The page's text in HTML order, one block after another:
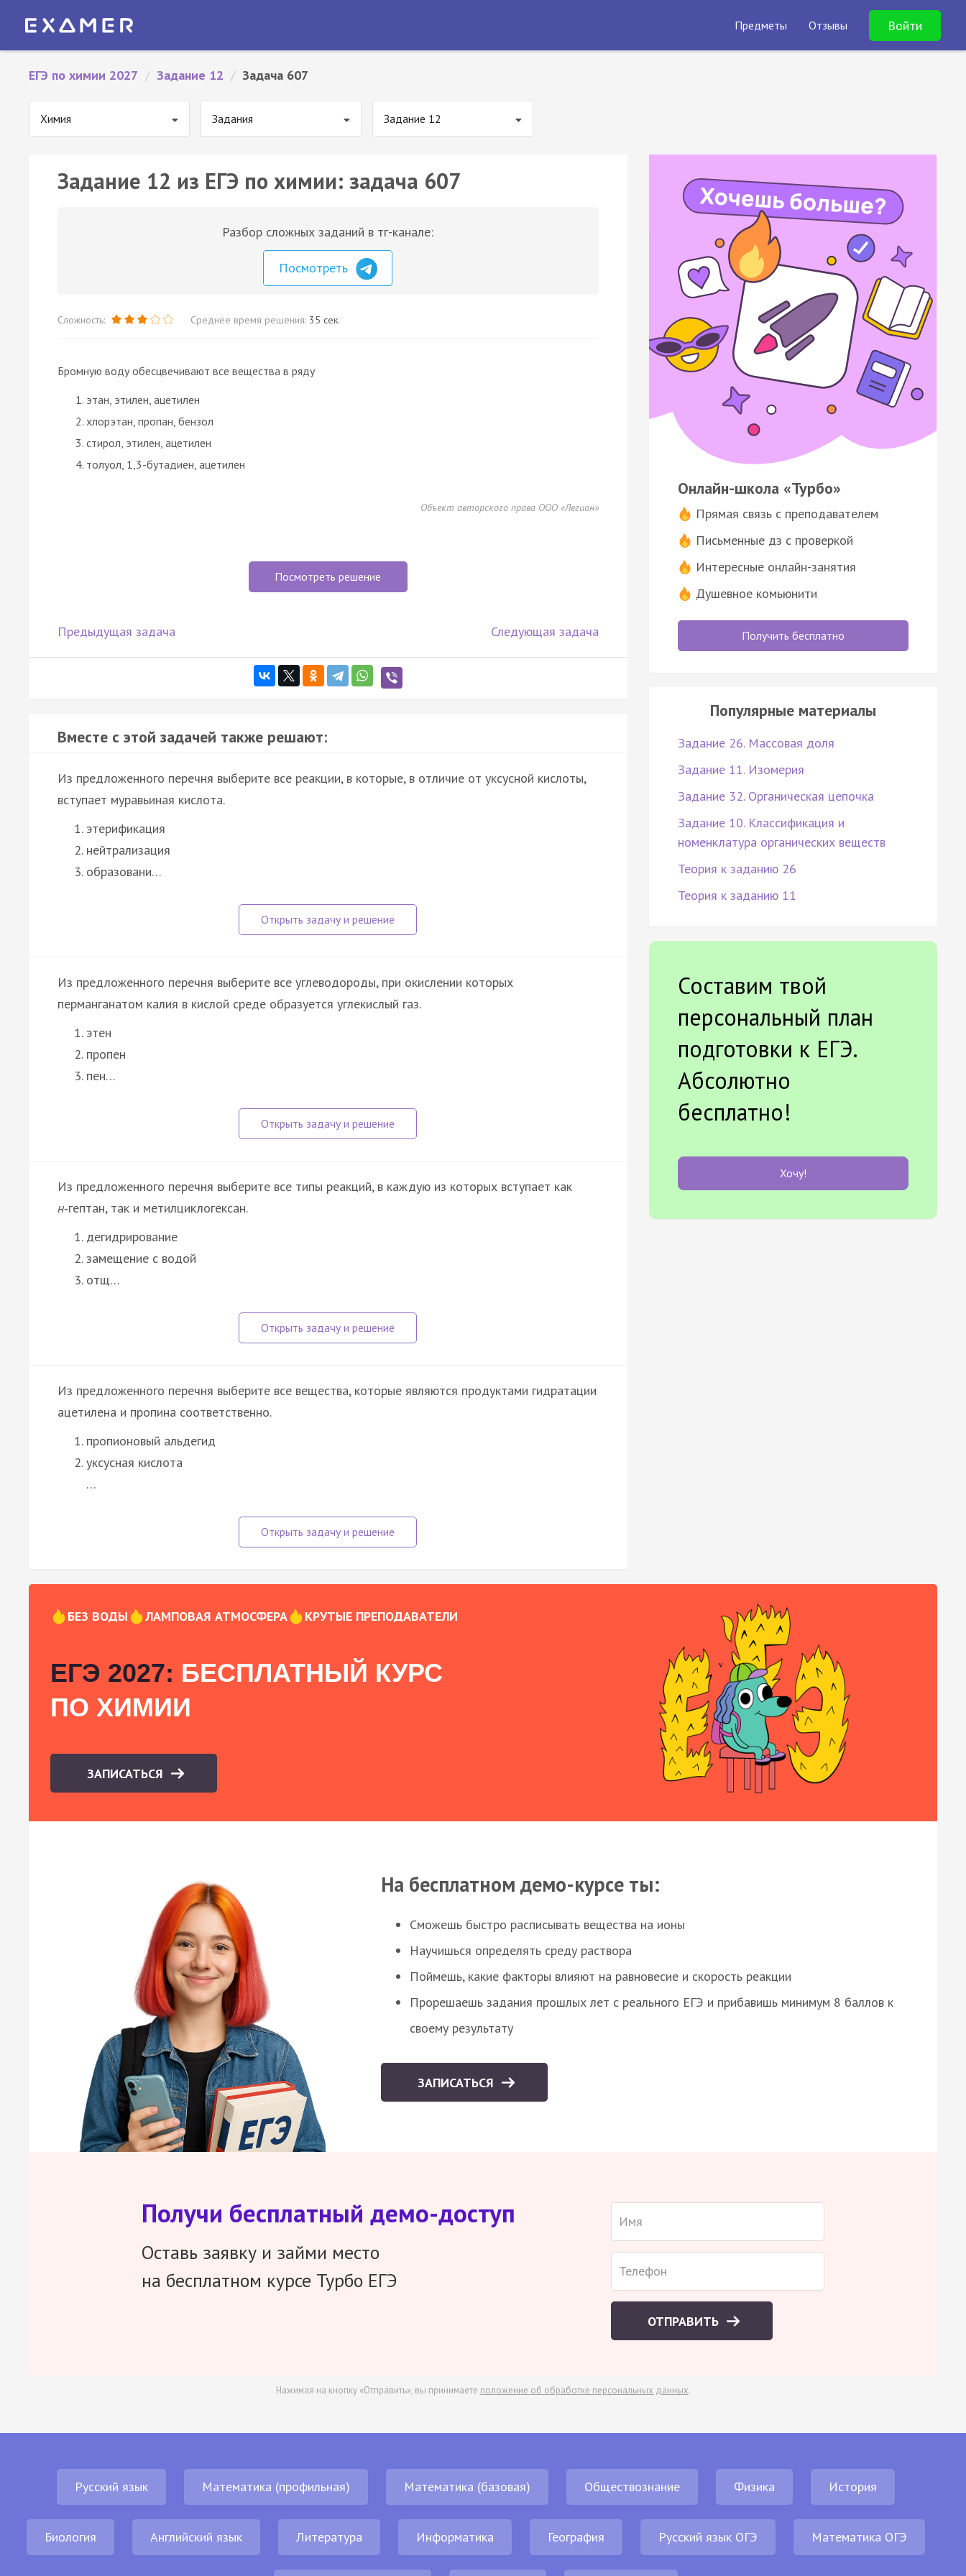
Предметы Отзывы Войти
ЕГЭ по химии 2027 / Задание 12 / Задача 607
Химия Задания Задание 12
Задание 12 из ЕГЭ по химии: задача 607
Разбор сложных заданий в тг-канале:
Посмотреть
Сложность: Среднее время решения: 35 сек.
Бромную воду обесцвечивают все вещества в ряду
этан, этилен, ацетилен
хлорэтан, пропан, бензол
стирол, этилен, ацетилен
толуол, 1,3-бутадиен, ацетилен
Объект авторского права ООО «Легион»
Посмотреть решение
Предыдущая задача Следующая задача
Вместе с этой задачей также решают:
Из предложенного перечня выберите все реакции, в которые, в отличие от уксусной кислоты,
вступает муравьиная кислота.
этерификация
нейтрализация
образовани…
Из предложенного перечня выберите все углеводороды, при окислении которых
перманганатом калия в кислой среде образуется углекислый газ.
этен
пропен
пен…
Из предложенного перечня выберите все типы реакций, в каждую из которых вступает как
н‑гептан, так и метилциклогексан.
дегидрирование
замещение с водой
отщ…
Из предложенного перечня выберите все вещества, которые являются продуктами гидратации
ацетилена и пропина соответственно.
пропионовый альдегид
уксусная кислота
…
Онлайн-школа «Турбо»
Прямая связь с преподавателем
Письменные дз с проверкой
Интересные онлайн-занятия
Душевное комьюнити
Получить бесплатно
Популярные материалы
Задание 26. Массовая доля
Задание 11. Изомерия
Задание 32. Органическая цепочка
Задание 10. Классификация и
номенклатура органических веществ
Теория к заданию 26
Теория к заданию 11
Составим твой
персональный план
подготовки к ЕГЭ.
Абсолютно
бесплатно!
Хочу!
БЕЗ ВОДЫ ЛАМПОВАЯ АТМОСФЕРА КРУТЫЕ ПРЕПОДАВАТЕЛИ
ЕГЭ 2027: БЕСПЛАТНЫЙ КУРС
ПО ХИМИИ
ЗАПИСАТЬСЯ
На бесплатном демо-курсе ты:
Сможешь быстро расписывать вещества на ионы
Научишься определять среду раствора
Поймешь, какие факторы влияют на равновесие и скорость реакции
Прорешаешь задания прошлых лет с реального ЕГЭ и прибавишь минимум 8 баллов к
своему результату
ЗАПИСАТЬСЯ
Получи бесплатный демо-доступ
Оставь заявку и займи место
на бесплатном курсе Турбо ЕГЭ
ОТПРАВИТЬ
Нажимая на кнопку «Отправить», вы принимаете положение об обработке персональных данных.
Русский язык Математика (профильная) Математика (базовая) Обществознание Физика История
Биология Английский язык Литература Информатика География Русский язык ОГЭ Математика ОГЭ